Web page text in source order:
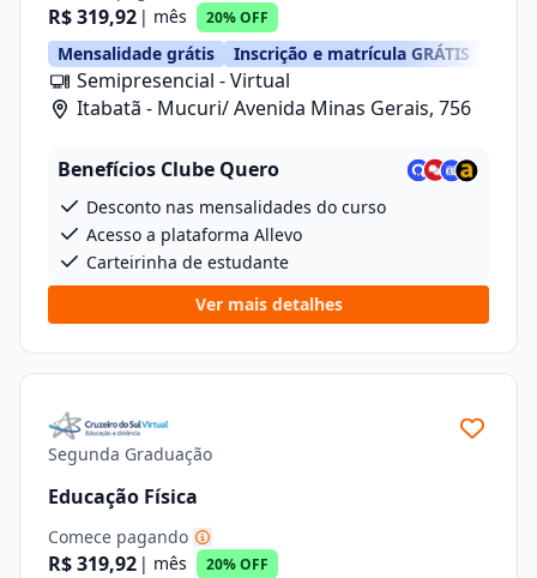
R$ 319,92 | mês 20% OFF
Mensalidade grátis Inscrição e matrícula GRÁTIS
Semipresencial - Virtual
Itabatã - Mucuri/ Avenida Minas Gerais, 756
Benefícios Clube Quero
Desconto nas mensalidades do curso
Acesso a plataforma Allevo
Carteirinha de estudante
Ver mais detalhes
Segunda Graduação
Educação Física
Comece pagando
R$ 319,92 | mês 20% OFF